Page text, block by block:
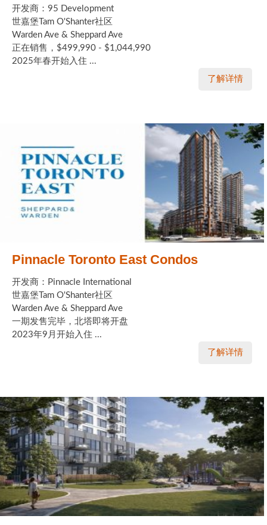
开发商：95 Development
世嘉堡Tam O'Shanter社区
Warden Ave & Sheppard Ave
正在销售，$499,990 - $1,044,990
2025年春开始入住 ...
了解详情
Pinnacle Toronto East Condos
开发商：Pinnacle International
世嘉堡Tam O'Shanter社区
Warden Ave & Sheppard Ave
一期发售完毕，北塔即将开盘
2023年9月开始入住 ...
了解详情